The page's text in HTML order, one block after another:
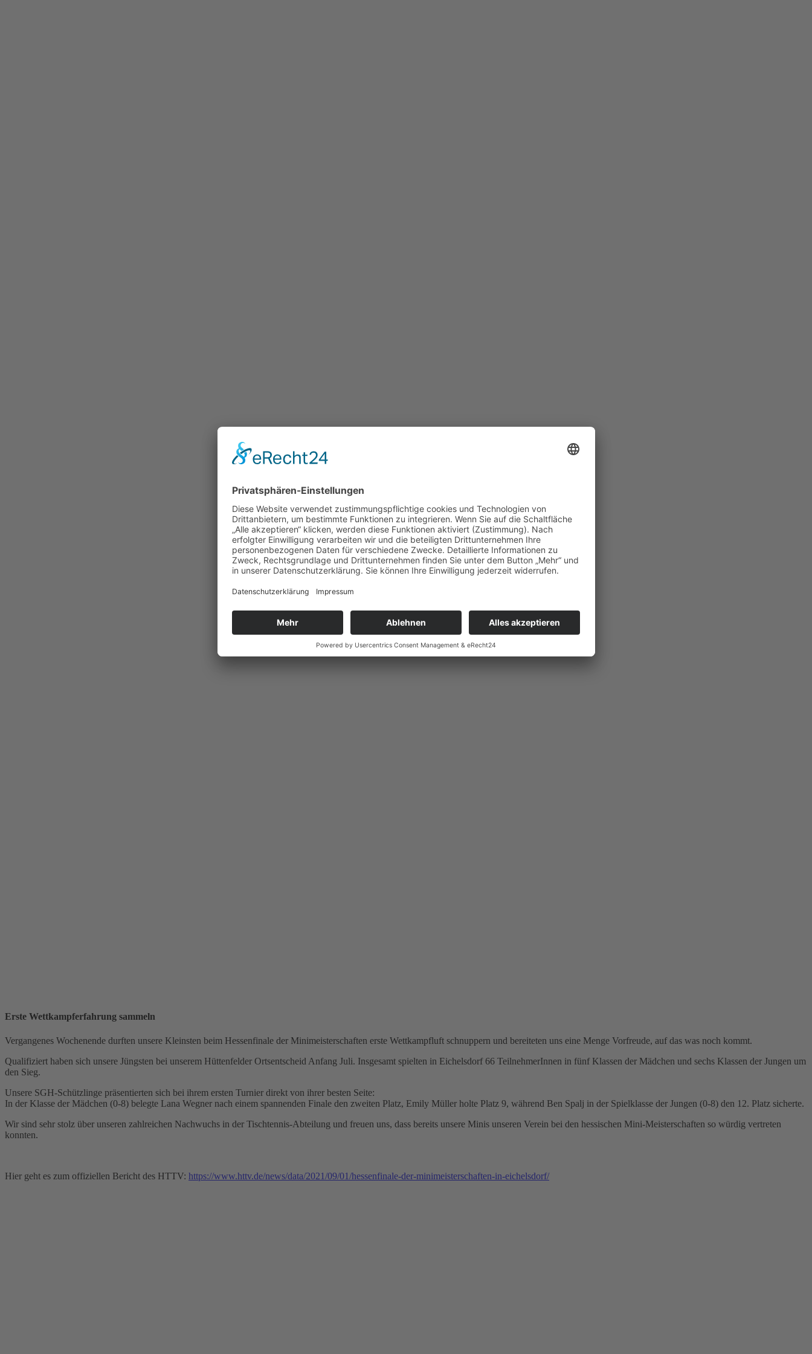
Erste Wettkampferfahrung sammeln
Vergangenes Wochenende durften unsere Kleinsten beim Hessenfinale der Minimeisterschaften erste Wettkampfluft schnuppern und bereiteten uns eine Menge Vorfreude, auf das was noch kommt.
Qualifiziert haben sich unsere Jüngsten bei unserem Hüttenfelder Ortsentscheid Anfang Juli. Insgesamt spielten in Eichelsdorf 66 TeilnehmerInnen in fünf Klassen der Mädchen und sechs Klassen der Jungen um
den Sieg.
Unsere SGH-Schützlinge präsentierten sich bei ihrem ersten Turnier direkt von ihrer besten Seite:
In der Klasse der Mädchen (0-8) belegte Lana Wegner nach einem spannenden Finale den zweiten Platz, Emily Müller holte Platz 9, während Ben Spalj in der Spielklasse der Jungen (0-8) den 12. Platz sicherte.
Wir sind sehr stolz über unseren zahlreichen Nachwuchs in der Tischtennis-Abteilung und freuen uns, dass bereits unsere Minis unseren Verein bei den hessischen Mini-Meisterschaften so würdig vertreten
konnten.
Hier geht es zum offiziellen Bericht des HTTV: https://www.httv.de/news/data/2021/09/01/hessenfinale-der-minimeisterschaften-in-eichelsdorf/